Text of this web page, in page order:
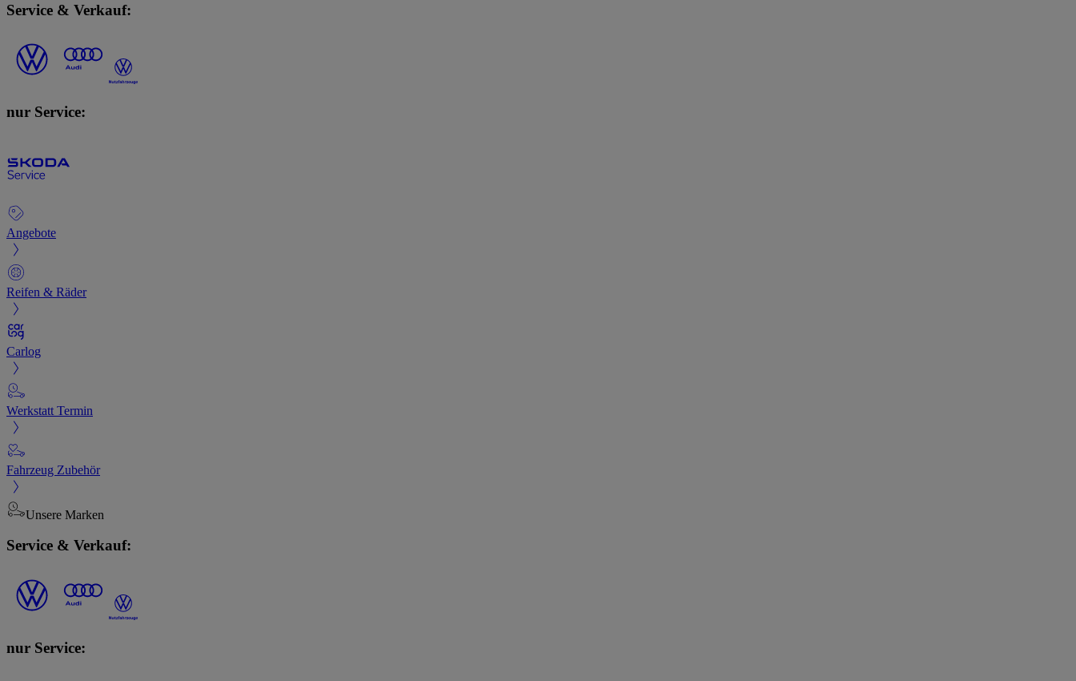
Service & Verkauf:
nur Service:
Angebote
Reifen & Räder
Carlog
Werkstatt Termin
Fahrzeug Zubehör
Unsere Marken
Service & Verkauf:
nur Service: